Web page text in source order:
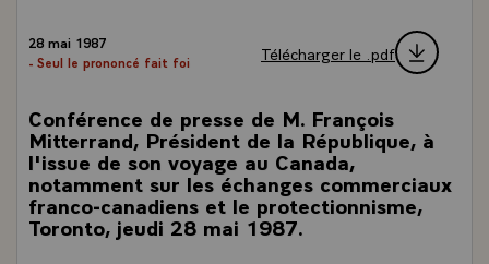
28 mai 1987
- Seul le prononcé fait foi
Télécharger le .pdf
Conférence de presse de M. François
Mitterrand, Président de la République, à
l'issue de son voyage au Canada,
notamment sur les échanges commerciaux
franco-canadiens et le protectionnisme,
Toronto, jeudi 28 mai 1987.